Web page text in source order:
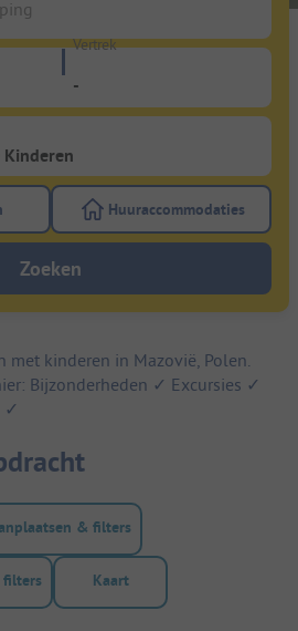
Vertrek
-
filterknop staanplaatsen om te zoeken
Gebruik de
Huuraccommodaties
Zoeken
met kinderen in Mazovië, Polen.
Bijzonderheden ✓ Excursies ✓
✓
& filters
filters Kaart